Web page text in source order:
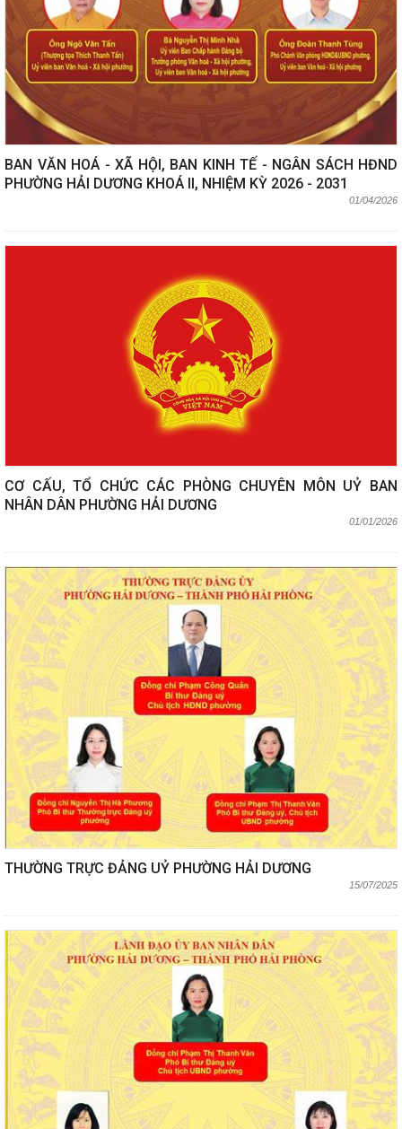
BAN VĂN HOÁ - XÃ HỘI, BAN KINH TẾ - NGÂN SÁCH HĐND
PHƯỜNG HẢI DƯƠNG KHOÁ II, NHIỆM KỲ 2026 - 2031
01/04/2026
CƠ CẤU, TỔ CHỨC CÁC PHÒNG CHUYÊN MÔN UỶ BAN
NHÂN DÂN PHƯỜNG HẢI DƯƠNG
01/01/2026
THƯỜNG TRỰC ĐẢNG UỶ PHƯỜNG HẢI DƯƠNG
15/07/2025